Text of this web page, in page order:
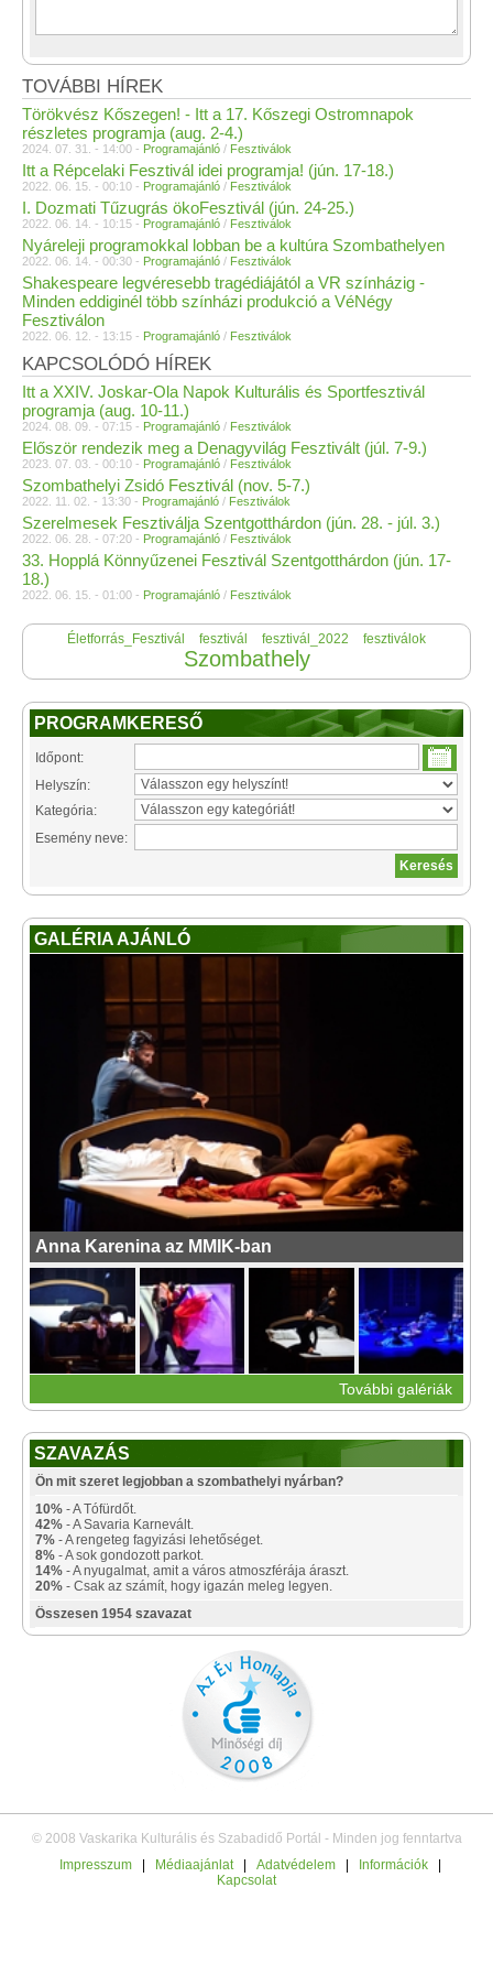
TOVÁBBI HÍREK
Törökvész Kőszegen! - Itt a 17. Kőszegi Ostromnapok
részletes programja (aug. 2-4.)
2024. 07. 31. - 14:00 - Programajánló / Fesztiválok
Itt a Répcelaki Fesztivál idei programja! (jún. 17-18.)
2022. 06. 15. - 00:10 - Programajánló / Fesztiválok
I. Dozmati Tűzugrás ökoFesztivál (jún. 24-25.)
2022. 06. 14. - 10:15 - Programajánló / Fesztiválok
Nyáreleji programokkal lobban be a kultúra Szombathelyen
2022. 06. 14. - 00:30 - Programajánló / Fesztiválok
Shakespeare legvéresebb tragédiájától a VR színházig -
Minden eddiginél több színházi produkció a VéNégy
Fesztiválon
2022. 06. 12. - 13:15 - Programajánló / Fesztiválok
KAPCSOLÓDÓ HÍREK
Itt a XXIV. Joskar-Ola Napok Kulturális és Sportfesztivál
programja (aug. 10-11.)
2024. 08. 09. - 07:15 - Programajánló / Fesztiválok
Először rendezik meg a Denagyvilág Fesztivált (júl. 7-9.)
2023. 07. 03. - 00:10 - Programajánló / Fesztiválok
Szombathelyi Zsidó Fesztivál (nov. 5-7.)
2022. 11. 02. - 13:30 - Programajánló / Fesztiválok
Szerelmesek Fesztiválja Szentgotthárdon (jún. 28. - júl. 3.)
2022. 06. 28. - 07:20 - Programajánló / Fesztiválok
33. Hopplá Könnyűzenei Fesztivál Szentgotthárdon (jún. 17-
18.)
2022. 06. 15. - 01:00 - Programajánló / Fesztiválok
Életforrás_Fesztivál fesztivál fesztivál_2022 fesztiválok
Szombathely
PROGRAMKERESŐ
Időpont:
Helyszín:
Kategória:
Esemény neve:
GALÉRIA AJÁNLÓ
Anna Karenina az MMIK-ban
További galériák
SZAVAZÁS
Ön mit szeret legjobban a szombathelyi nyárban?
10% - A Tófürdőt.
42% - A Savaria Karnevált.
7% - A rengeteg fagyizási lehetőséget.
8% - A sok gondozott parkot.
14% - A nyugalmat, amit a város atmoszférája áraszt.
20% - Csak az számít, hogy igazán meleg legyen.
Összesen 1954 szavazat
© 2008 Vaskarika Kulturális és Szabadidő Portál - Minden jog fenntartva
Impresszum
Médiaajánlat Adatvédelem Információk
Kapcsolat